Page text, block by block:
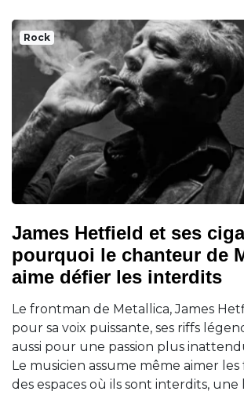
Rock
James Hetfield et ses
pourquoi le chanteur de
aime défier les interdits
Le frontman de Metallica, James
pour sa voix puissante, ses riffs
aussi pour une passion plus
Le musicien assume même aimer
des espaces où ils sont interdits, une